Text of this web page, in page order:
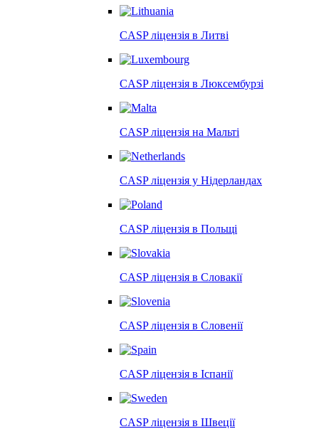
CASP ліцензія в Литві
CASP ліцензія в Люксембурзі
CASP ліцензія на Мальті
CASP ліцензія у Нідерландах
CASP ліцензія в Польщі
CASP ліцензія в Словакії
CASP ліцензія в Словенії
CASP ліцензія в Іспанії
CASP ліцензія в Швеції